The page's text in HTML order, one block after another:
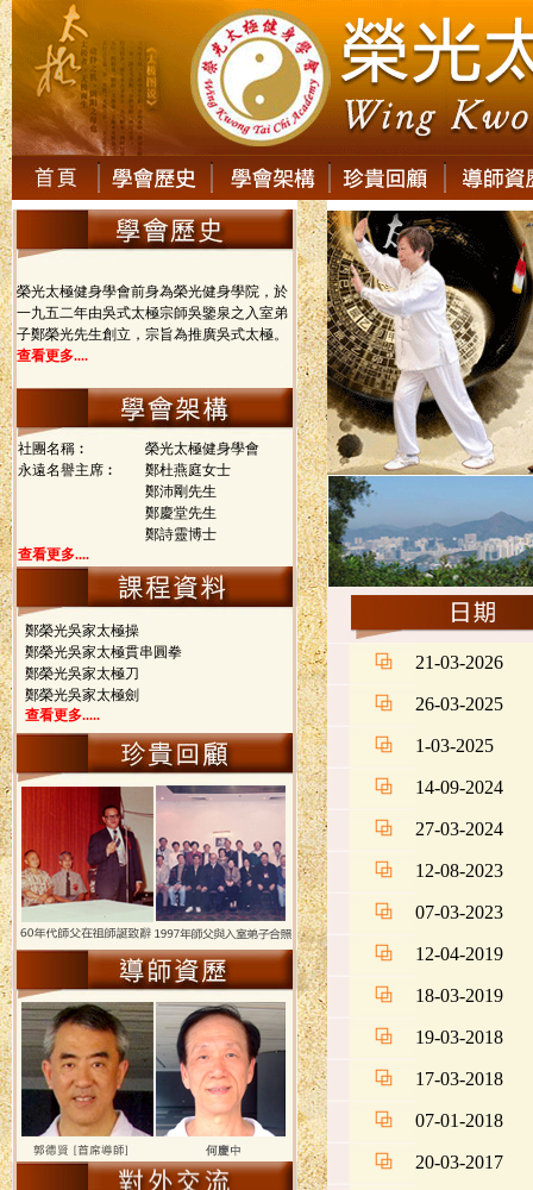
榮光太極健身學會前身為榮光健身學院，於
一九五二年由吳式太極宗師吳鑒泉之入室弟
子鄭榮光先生創立，宗旨為推廣吳式太極。
查看更多....
社團名稱︰
榮光太極健身學會
永遠名譽主席︰
鄭杜燕庭女士
鄭沛剛先生
鄭慶堂先生
鄭詩靈博士
查看更多....
鄭榮光吳家太極操
鄭榮光吳家太極貫串圓拳
鄭榮光吳家太極刀
鄭榮光吳家太極劍
查看更多.....
21-03-2026
26-03-2025
1-03-2025
14-09-2024
27-03-2024
12-08-2023
07-03-2023
12-04-2019
18-03-2019
19-03-2018
17-03-2018
07-01-2018
20-03-2017